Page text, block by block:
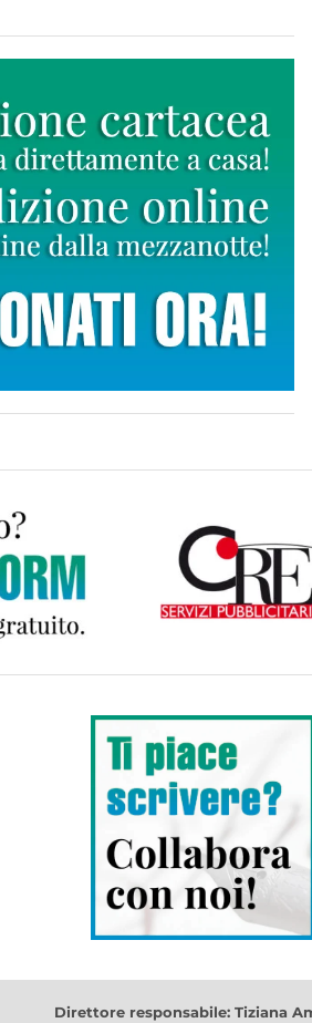
Direttore responsabile: Tiziana